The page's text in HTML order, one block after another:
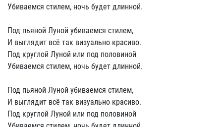
Убиваемся стилем, ночь будет длинной.
Под пьяной Луной убиваемся стилем,
И выглядит всё так визуально красиво.
Под круглой Луной или под половиной
Убиваемся стилем, ночь будет длинной.
Под пьяной Луной убиваемся стилем,
И выглядит всё так визуально красиво.
Под круглой Луной или под половиной